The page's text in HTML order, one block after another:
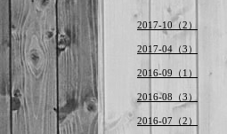
2017-10（2）
2017-04（3）
2016-09（1）
2016-08（3）
2016-07（2）